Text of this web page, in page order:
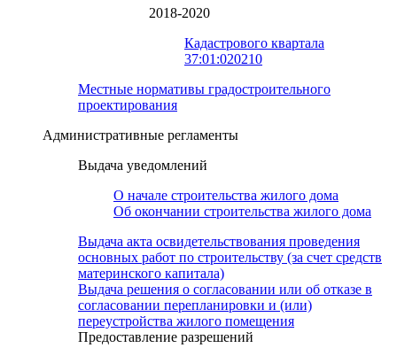
2018-2020
Кадастрового квартала
37:01:020210
Местные нормативы градостроительного
проектирования
Административные регламенты
Выдача уведомлений
О начале строительства жилого дома
Об окончании строительства жилого дома
Выдача акта освидетельствования проведения
основных работ по строительству (за счет средств
материнского капитала)
Выдача решения о согласовании или об отказе в
согласовании перепланировки и (или)
переустройства жилого помещения
Предоставление разрешений